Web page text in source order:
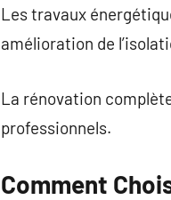
Les travaux
amélioration de
La rénovation
professionnels.
Comment